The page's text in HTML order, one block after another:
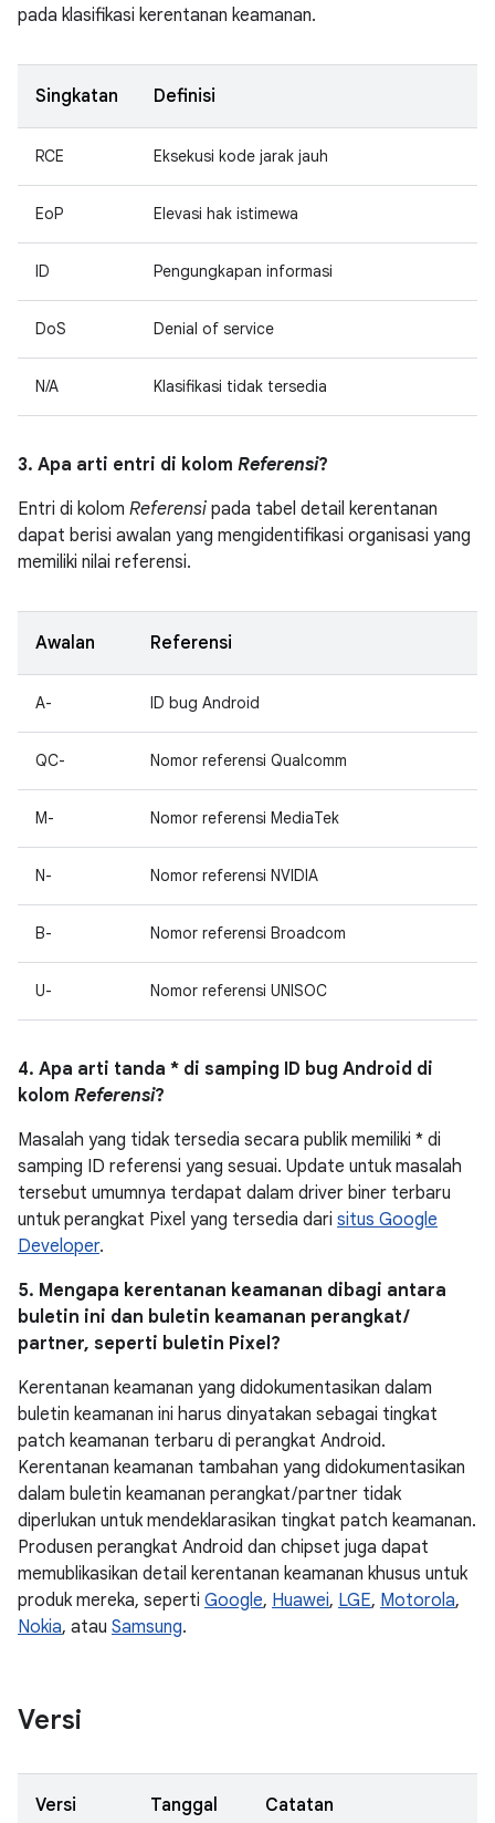
pada klasifikasi kerentanan keamanan.
Singkatan Definisi
RCE Eksekusi kode jarak jauh
EoP Elevasi hak istimewa
ID Pengungkapan informasi
DoS Denial of service
N/A Klasifikasi tidak tersedia
3. Apa arti entri di kolom Referensi?
Entri di kolom Referensi pada tabel detail kerentanan
dapat berisi awalan yang mengidentifikasi organisasi yang
memiliki nilai referensi.
Awalan Referensi
A- ID bug Android
QC- Nomor referensi Qualcomm
M- Nomor referensi MediaTek
N- Nomor referensi NVIDIA
B- Nomor referensi Broadcom
U- Nomor referensi UNISOC
4. Apa arti tanda * di samping ID bug Android di
kolom Referensi?
Masalah yang tidak tersedia secara publik memiliki * di
samping ID referensi yang sesuai. Update untuk masalah
tersebut umumnya terdapat dalam driver biner terbaru
untuk perangkat Pixel yang tersedia dari situs Google
Developer.
5. Mengapa kerentanan keamanan dibagi antara
buletin ini dan buletin keamanan perangkat /
partner, seperti buletin Pixel?
Kerentanan keamanan yang didokumentasikan dalam
buletin keamanan ini harus dinyatakan sebagai tingkat
patch keamanan terbaru di perangkat Android.
Kerentanan keamanan tambahan yang didokumentasikan
dalam buletin keamanan perangkat / partner tidak
diperlukan untuk mendeklarasikan tingkat patch keamanan.
Produsen perangkat Android dan chipset juga dapat
memublikasikan detail kerentanan keamanan khusus untuk
produk mereka, seperti Google, Huawei, LGE, Motorola,
Nokia, atau Samsung.
Versi
Versi Tanggal Catatan